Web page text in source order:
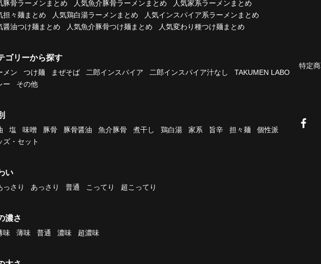
豚骨ラーメンまとめ
人気魚介豚骨ラーメンまとめ
人気家系ラーメンまとめ
担々麺まとめ
人気鶏白湯ラーメンまとめ
人気インスパイア系ラーメンまとめ
醤油つけ麺まとめ
人気魚介豚骨つけ麺まとめ 人気変わり種つけ麺まとめ
ゴリーから探す
メン つけ麺 まぜそば 二郎インスパイア 二郎インスパイア汁なし
TAKUMEN LABO
ー
その他
塩 味噌 豚骨 豚骨醤油 魚介豚骨 煮干し 鶏白湯 家系 旨辛 担々麺
個性派
ズ・セット
い
っさり あっさり 普通 こってり 超こってり
濃さ
味 薄味 普通 濃味 超濃味
特定